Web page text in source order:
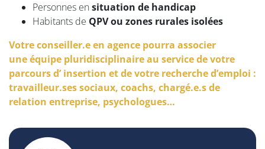
Personnes ensituation de handicap
Habitants de QPV ou zones rurales isolées
Votre conseiller.e en agence pourra associer
une équipe pluridisciplinaire au service de votre
parcours d’ insertion et de votre recherche d’emploi :
travailleur.ses sociaux, coachs, chargé.e.s de
relation entreprise, psychologues…